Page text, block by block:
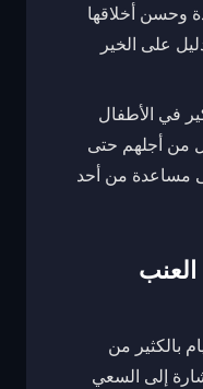
وحسن أخلاقها
على الخير
في الأطفال
من أجلهم حتى
مساعدة من أحد
بالكثير من
إلى السعي